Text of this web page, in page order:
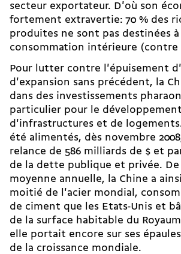
secteur exportateur. D'où son
fortement extravertie: 70 % des
produites ne sont pas destinées à
consommation intérieure (contre
Pour lutter contre l'épuisement
d'expansion sans précédent, la
dans des investissements
particulier pour le développement
d'infrastructures et de
été alimentés, dès novembre
relance de 586 milliards de $ et
de la dette publique et privée. De
moyenne annuelle, la Chine a
moitié de l'acier mondial,
de ciment que les Etats-Unis et
de la surface habitable du
elle portait encore sur ses
de la croissance mondiale.